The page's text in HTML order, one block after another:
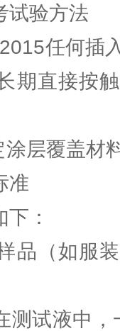
试验方法
任何插
期直接按
层覆盖材
准
：
品（如服
测试液中